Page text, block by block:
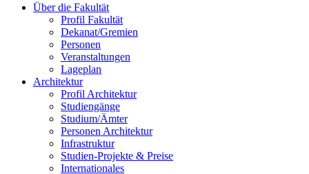
Über die Fakultät
Profil Fakultät
Dekanat/Gremien
Personen
Veranstaltungen
Lageplan
Architektur
Profil Architektur
Studiengänge
Studium/Ämter
Personen Architektur
Infrastruktur
Studien-Projekte & Preise
Internationales